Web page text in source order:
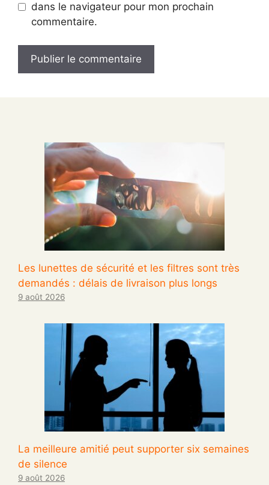
dans le navigateur pour mon prochain
commentaire.
Les lunettes de sécurité et les filtres sont très
demandés : délais de livraison plus longs
9 août 2026
La meilleure amitié peut supporter six semaines
de silence
9 août 2026